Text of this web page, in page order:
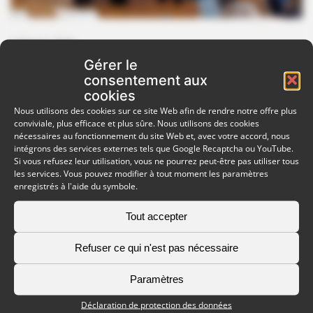
Gérer le
consentement aux
cookies
Nous utilisons des cookies sur ce site Web afin de rendre notre offre plus
conviviale, plus efficace et plus sûre. Nous utilisons des cookies
nécessaires au fonctionnement du site Web et, avec votre accord, nous
intégrons des services externes tels que Google Recaptcha ou YouTube.
Si vous refusez leur utilisation, vous ne pourrez peut-être pas utiliser tous
les services. Vous pouvez modifier à tout moment les paramètres
enregistrés à l'aide du symbole.
Tout accepter
Refuser ce qui n'est pas nécessaire
Paramètres
Déclaration de protection des données
3 février 2026
Un bon départ pour la coopération
européenne
Le 30 janvier 2026, Susanne et Nicole ont eu l’occasion
de présenter à Luxembourg le nouveau grand projet «
La vie juive dans la Grande Région », dont EUROKEY est
le chef de file. Le séminaire de lancement a été
organisé par Interreg Grande Région, un programme
financé par l’Union européenne qui soutient la
coopération…
Un
bon
départ
la
coopération